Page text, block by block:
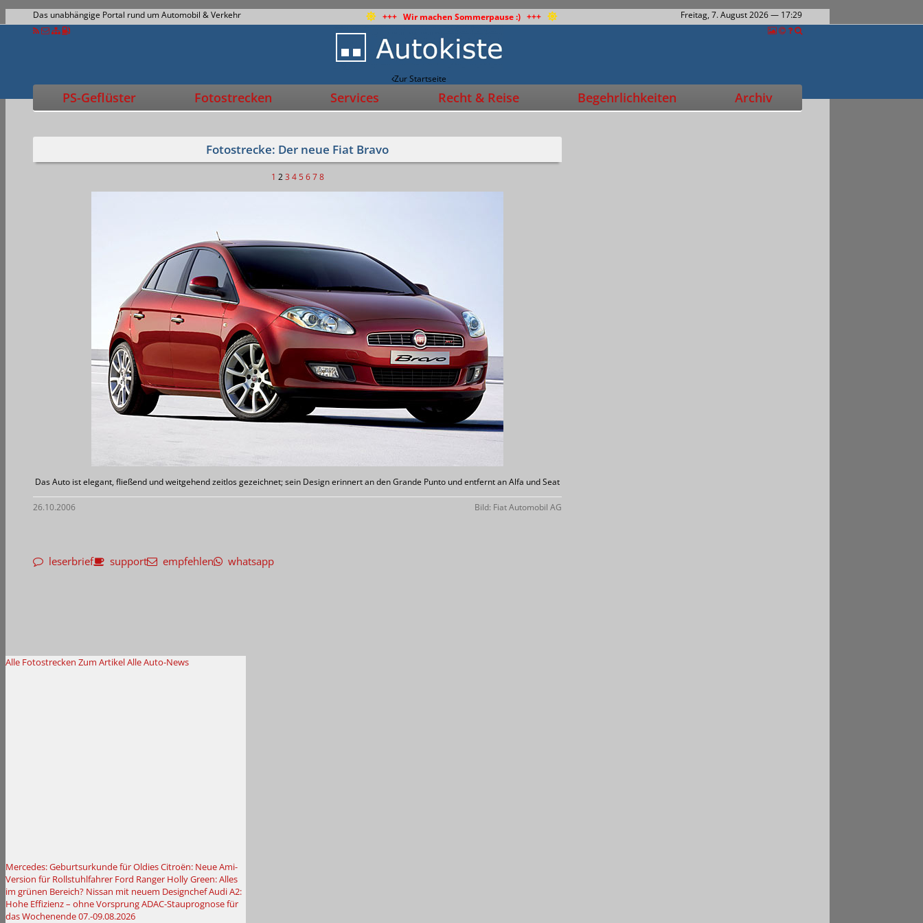
Das unabhängige Portal rund um Automobil & Verkehr +++ Wir machen Sommerpause :) +++ Freitag, 7. August 2026— 17:29
Zur Startseite
PS-Geflüster Fotostrecken Services Recht & Reise Begehrlichkeiten Archiv
Fotostrecke: Der neue Fiat Bravo
1 2 3 4 5 6 7 8
Das Auto ist elegant, fließend und weitgehend zeitlos gezeichnet; sein Design erinnert an den Grande Punto und entfernt an Alfa und Seat
26.10.2006 Bild: Fiat Automobil AG
leserbrief support empfehlen whatsapp
Alle Fotostrecken Zum ArtikelAlle Auto-News
Mercedes: Geburtsurkunde für OldiesCitroën: Neue Ami-
Version für Rollstuhlfahrer Ford Ranger Holly Green: Alles
im grünen Bereich? Nissan mit neuem DesignchefAudi A2:
Hohe Effizienz – ohne VorsprungADAC-Stauprognose für
das Wochenende 07.-09.08.2026